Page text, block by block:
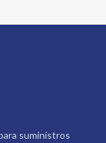
suministros